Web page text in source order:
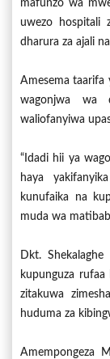
mafunzo wa
uwezo hospitali
dharura za ajali
Amesema taarifa
wagonjwa wa
waliofanyiwa
“Idadi hii ya
haya
kunufaika na
muda wa
Dkt.
kupunguza
zitakuwa
huduma za
Amempongeza